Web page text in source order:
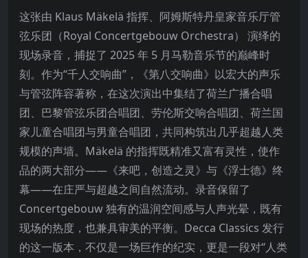
这张由 Klaus Mäkelä 指挥、阿姆斯特丹皇家音乐厅管
弦乐团（Royal Concertgebouw Orchestra） 演绎的
现场录音，捕捉了 2025 年 5 月马勒音乐节的巅峰时
刻。作为“千人交响曲”，《第八交响曲》以宏大的声乐
与管弦阵容著称，在这次演出中集结了荷兰广播合唱
团、巴黎管弦乐团合唱团、劳伦斯交响合唱团、荷兰国
家儿童合唱团与男童合唱团，共同构筑出几乎超越人类
规模的声墙。Mäkelä 的指挥既精准又富有灵性，使作
品的两大部分——《来吧，创造之灵》与《浮士德》终
幕——在庄严与超越之间自然流动。录音保留了
Concertgebouw 独有的温润空间感与人声光晕，既有
现场的热度，也兼具审美的平衡。Decca Classics 发行
的这一版本，不仅是一场巨作的纪实，更是一段对“人类